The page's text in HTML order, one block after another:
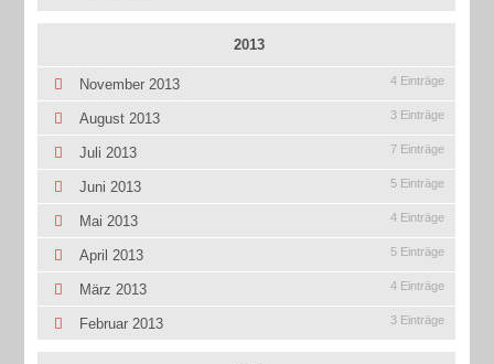
2013
November 2013 4 Einträge
August 2013 3 Einträge
Juli 2013 7 Einträge
Juni 2013 5 Einträge
Mai 2013 4 Einträge
April 2013 5 Einträge
März 2013 4 Einträge
Februar 2013 3 Einträge